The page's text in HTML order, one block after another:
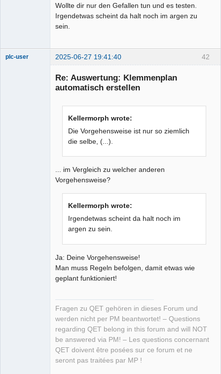
Wollte dir nur den Gefallen tun und es testen.
Irgendetwas scheint da halt noch im argen zu
sein.
42
plc-user 2025-06-27 19:41:40
Re: Auswertung: Klemmenplan
automatisch erstellen
Kellermorph wrote:
Die Vorgehensweise ist nur so ziemlich
die selbe, (...).
... im Vergleich zu welcher anderen
Vorgehensweise?
Kellermorph wrote:
Irgendetwas scheint da halt noch im
argen zu sein.
Ja: Deine Vorgehensweise!
Man muss Regeln befolgen, damit etwas wie
geplant funktioniert!
Fragen zu QET gehören in dieses Forum und
werden nicht per PM beantwortet! – Questions
regarding QET belong in this forum and will NOT
be answered via PM! – Les questions concernant
QET doivent être posées sur ce forum et ne
seront pas traitées par MP !